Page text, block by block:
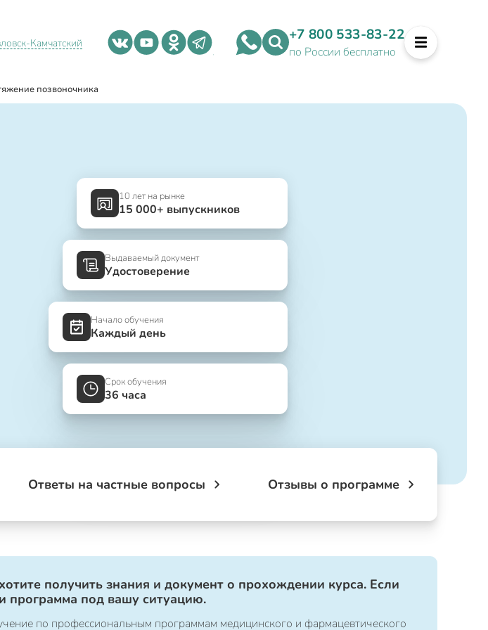
Камчатский +7 800 533-83-22
по России бесплатно
позвоночника
10 лет на рынке
15 000+ выпускников
Выдаваемый документ
Удостоверение
Начало обучения
Каждый день
Срок обучения
36 часа
Ответы на частные вопросы Отзывы о программе
получить знания и документ о прохождении курса. Если
программа под вашу ситуацию.
по профессиональным программам медицинского и фармацевтического